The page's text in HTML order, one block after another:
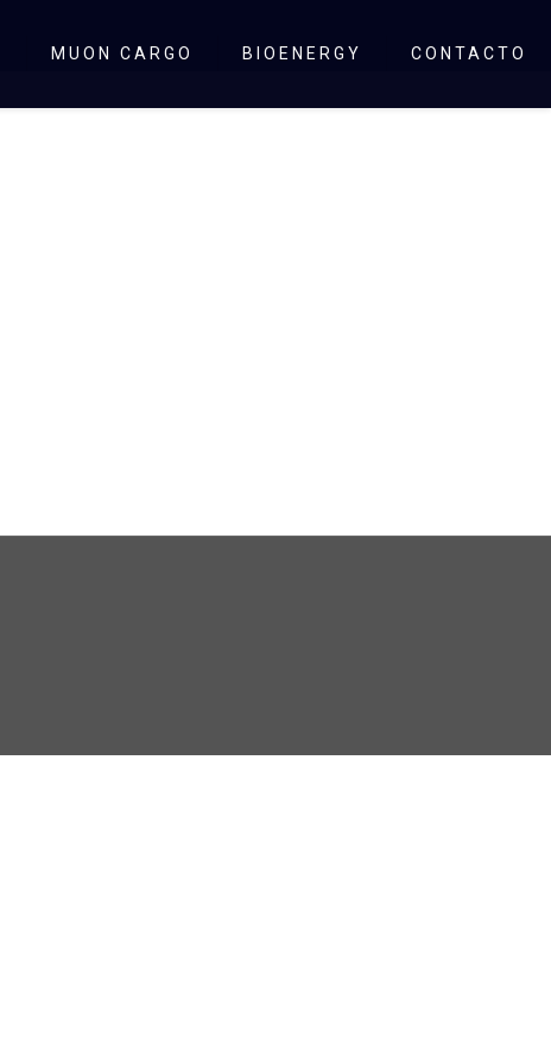
MUON CARGO BIOENERGY CONTACTO